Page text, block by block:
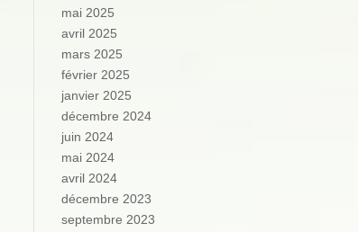
mai 2025
avril 2025
mars 2025
février 2025
janvier 2025
décembre 2024
juin 2024
mai 2024
avril 2024
décembre 2023
septembre 2023